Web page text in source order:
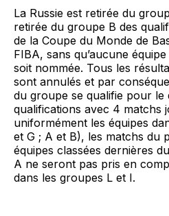
La Russie est retirée du
retirée du groupe B des
de la Coupe du Monde de
FIBA, sans qu’aucune
soit nommée. Tous les
sont annulés et par
du groupe se qualifie pour le
qualifications avec 4 matchs
uniformément les équipes
et G ; A et B), les matchs du
équipes classées dernières
A ne seront pas pris en
dans les groupes L et I.